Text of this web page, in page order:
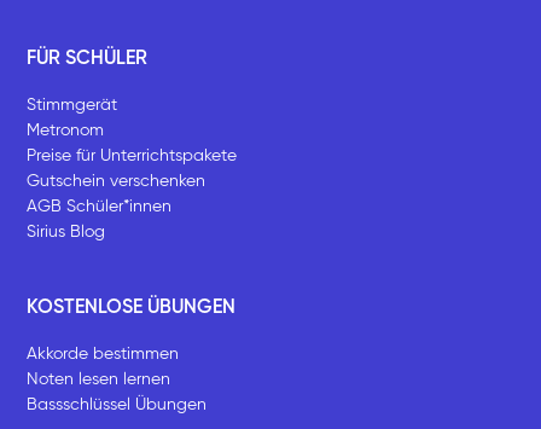
FÜR SCHÜLER
Stimmgerät
Metronom
Preise für Unterrichtspakete
Gutschein verschenken
AGB Schüler*innen
Sirius Blog
KOSTENLOSE ÜBUNGEN
Akkorde bestimmen
Noten lesen lernen
Bassschlüssel Übungen